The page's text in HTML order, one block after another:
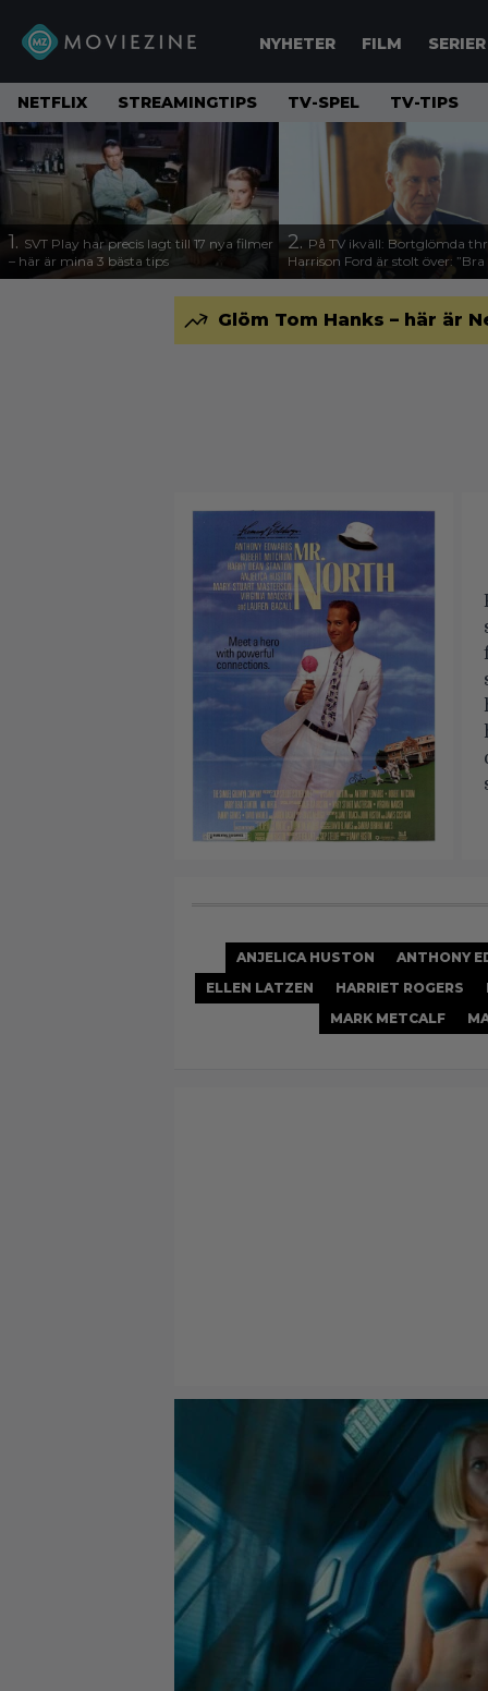
NYHETER FILM SERIER
NETFLIX STREAMINGTIPS TV-SPEL TV-TIPS
1. SVT Play har precis lagt till 17 nya filmer
– här är mina 3 bästa tips
2. På TV ikväll: Bortglömda
Harrison Ford är stolt över: ”Bra
Glöm Tom Hanks – här är
ANJELICA HUSTON ANTHONY
ELLEN LATZEN
HARRIET ROGERS
MARK METCALF